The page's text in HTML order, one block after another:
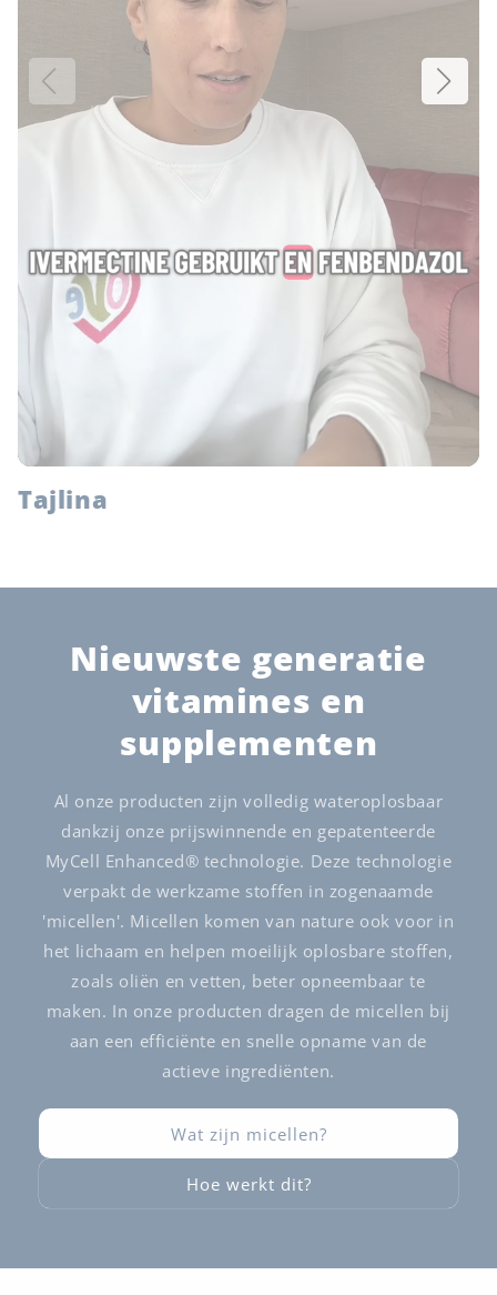
Tajlina
Nieuwste generatie
vitamines en
supplementen
Al onze producten zijn volledig wateroplosbaar
dankzij onze prijswinnende en gepatenteerde
MyCell Enhanced® technologie. Deze technologie
verpakt de werkzame stoffen in zogenaamde
'micellen'. Micellen komen van nature ook voor in
het lichaam en helpen moeilijk oplosbare stoffen,
zoals oliën en vetten, beter opneembaar te
maken. In onze producten dragen de micellen bij
aan een efficiënte en snelle opname van de
actieve ingrediënten.
Wat zijn micellen?
Hoe werkt dit?